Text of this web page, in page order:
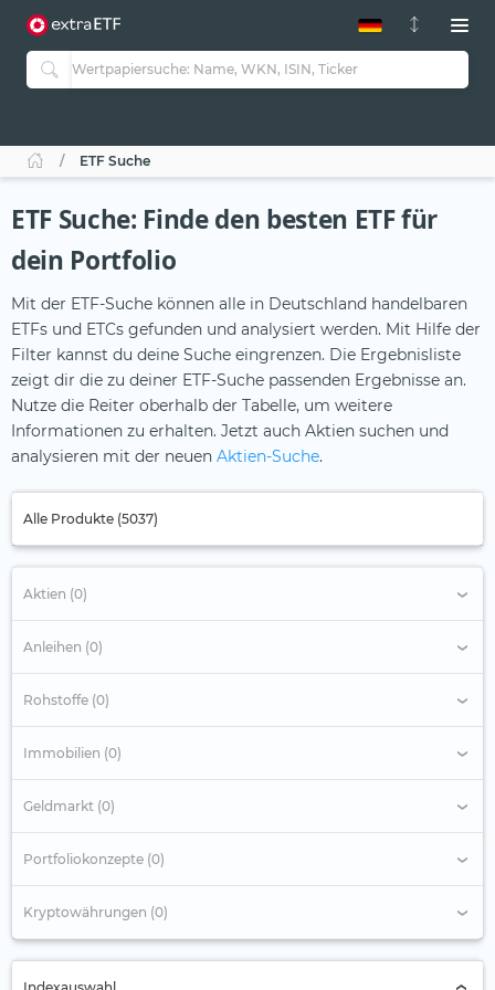
ETF-Guide 2.0
Guide Aktive ETFs
ETF-Sparpläne
ETF Suche
ETF Suche: Finde den besten ETF für
dein Portfolio
Mit der ETF-Suche können alle in Deutschland handelbaren
ETFs und ETCs gefunden und analysiert werden. Mit Hilfe der
Filter kannst du deine Suche eingrenzen. Die Ergebnisliste
zeigt dir die zu deiner ETF-Suche passenden Ergebnisse an.
Nutze die Reiter oberhalb der Tabelle, um weitere
Informationen zu erhalten. Jetzt auch Aktien suchen und
analysieren mit der neuen Aktien-Suche.
Alle Produkte (5037)
Aktien (0)
Anleihen (0)
Rohstoffe (0)
Immobilien (0)
Geldmarkt (0)
Portfoliokonzepte (0)
Kryptowährungen (0)